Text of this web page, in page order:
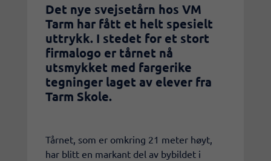
Det nye svejsetårn hos VM
Tarm har fått et helt spesielt
uttrykk. I stedet for et stort
firmalogo er tårnet nå
utsmykket med fargerike
tegninger laget av elever fra
Tarm Skole.
Tårnet, som er omkring 21 meter høyt,
har blitt en markant del av bybildet i